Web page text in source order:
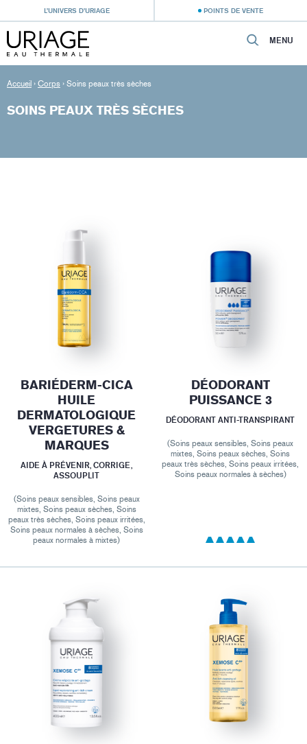
L’UNIVERS D’URIAGE POINTS DE VENTE
MENU
Accueil › Corps › Soins peaux très sèches
SOINS PEAUX TRÈS SÈCHES
BARIÉDERM-CICA
HUILE
DERMATOLOGIQUE
VERGETURES &
MARQUES
AIDE À PRÉVENIR, CORRIGE,
ASSOUPLIT
(Soins peaux sensibles, Soins peaux
mixtes, Soins peaux sèches, Soins
peaux très sèches, Soins peaux irritées,
Soins peaux normales à sèches, Soins
peaux normales à mixtes)
DÉODORANT
PUISSANCE 3
DÉODORANT ANTI-TRANSPIRANT
(Soins peaux sensibles, Soins peaux
mixtes, Soins peaux sèches, Soins
peaux très sèches, Soins peaux irritées,
Soins peaux normales à sèches)